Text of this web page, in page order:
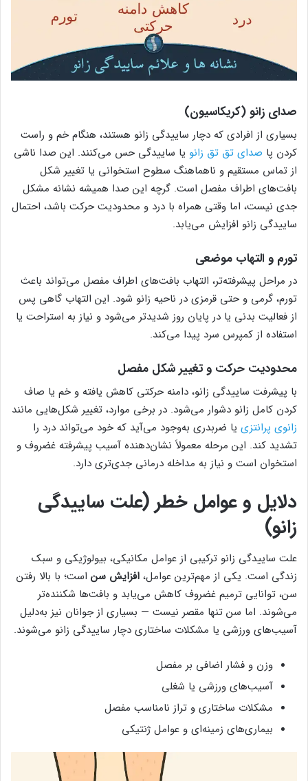
صدای زانو (کریکاسیون)
بسیاری از افرادی که دچار ساییدگی زانو هستند، هنگام خم و راست
کردن پا صدای تق تق زانو یا ساییدگی حس می‌کنند. این صدا ناشی
از تماس مستقیم و ناهماهنگ سطوح استخوانی یا تغییر شکل
بافت‌های اطراف مفصل است. گرچه این صدا همیشه نشانه مشکل
جدی نیست، اما وقتی همراه با درد و محدودیت حرکت باشد، احتمال
ساییدگی زانو افزایش می‌یابد.
تورم و التهاب موضعی
در مراحل پیشرفته‌تر، التهاب بافت‌های اطراف مفصل می‌تواند باعث
تورم، گرمی و حتی قرمزی در ناحیه زانو شود. این التهاب گاهی پس
از فعالیت بدنی یا در پایان روز شدیدتر می‌شود و نیاز به استراحت یا
استفاده از کمپرس سرد پیدا می‌کند.
محدودیت حرکت و تغییر شکل مفصل
با پیشرفت ساییدگی زانو، دامنه حرکتی کاهش یافته و خم یا صاف
کردن کامل زانو دشوار می‌شود. در برخی موارد، تغییر شکل‌هایی مانند
زانوی پرانتزی یا ضربدری به‌وجود می‌آید که خود می‌تواند درد را
تشدید کند. این مرحله معمولاً نشان‌دهنده آسیب پیشرفته غضروف و
استخوان است و نیاز به مداخله درمانی جدی‌تری دارد.
دلایل و عوامل خطر (علت ساییدگی
زانو)
علت ساییدگی زانو ترکیبی از عوامل مکانیکی، بیولوژیکی و سبک
زندگی است. یکی از مهم‌ترین عوامل، افزایش سن است؛ با بالا رفتن
سن، توانایی ترمیم غضروف کاهش می‌یابد و بافت‌ها شکننده‌تر
می‌شوند. اما سن تنها مقصر نیست — بسیاری از جوانان نیز به‌دلیل
آسیب‌های ورزشی یا مشکلات ساختاری دچار ساییدگی زانو می‌شوند.
وزن و فشار اضافی بر مفصل
آسیب‌های ورزشی یا شغلی
مشکلات ساختاری و تراز نامناسب مفصل
بیماری‌های زمینه‌ای و عوامل ژنتیکی